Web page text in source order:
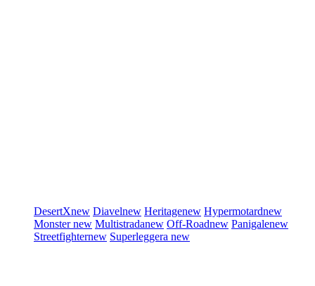
DesertXnew Diavelnew Heritagenew Hypermotardnew
Monsternew Multistradanew Off-Roadnew Panigalenew
Streetfighternew Superleggera new